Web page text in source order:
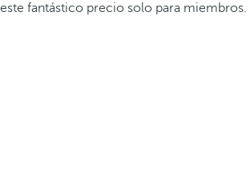
este fantástico precio solo para miembros.